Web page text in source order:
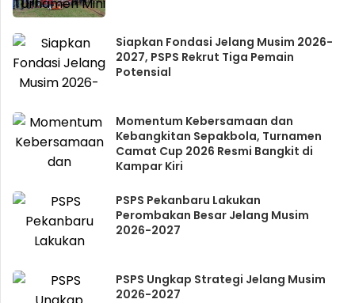
Siapkan Fondasi Jelang Musim 2026-
2027, PSPS Rekrut Tiga Pemain
Potensial
Momentum Kebersamaan dan
Kebangkitan Sepakbola, Turnamen
Camat Cup 2026 Resmi Bangkit di
Kampar Kiri
PSPS Pekanbaru Lakukan
Perombakan Besar Jelang Musim
2026-2027
PSPS Ungkap Strategi Jelang Musim
2026-2027